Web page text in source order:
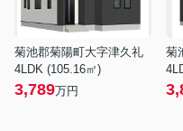
菊池郡菊陽町大字津久礼
4LDK (105.16㎡)
3,789万円
菊